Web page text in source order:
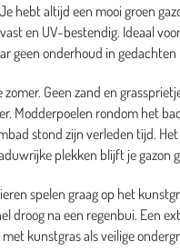
hebt altijd een mooi groen
en UV-bestendig. Ideaal
geen onderhoud in
Geen zand en
Modderpoelen rondom het
stond zijn verleden tijd.
plekken blijft je gazon
spelen graag op het
droog na een regenbui. Een
kunstgras als veilige